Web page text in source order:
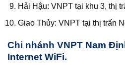
Hải Hậu: VNPT tại khu 3, thị
Giao Thủy: VNPT tại thị trấn
Chi nhánh VNPT Nam
Internet WiFi.